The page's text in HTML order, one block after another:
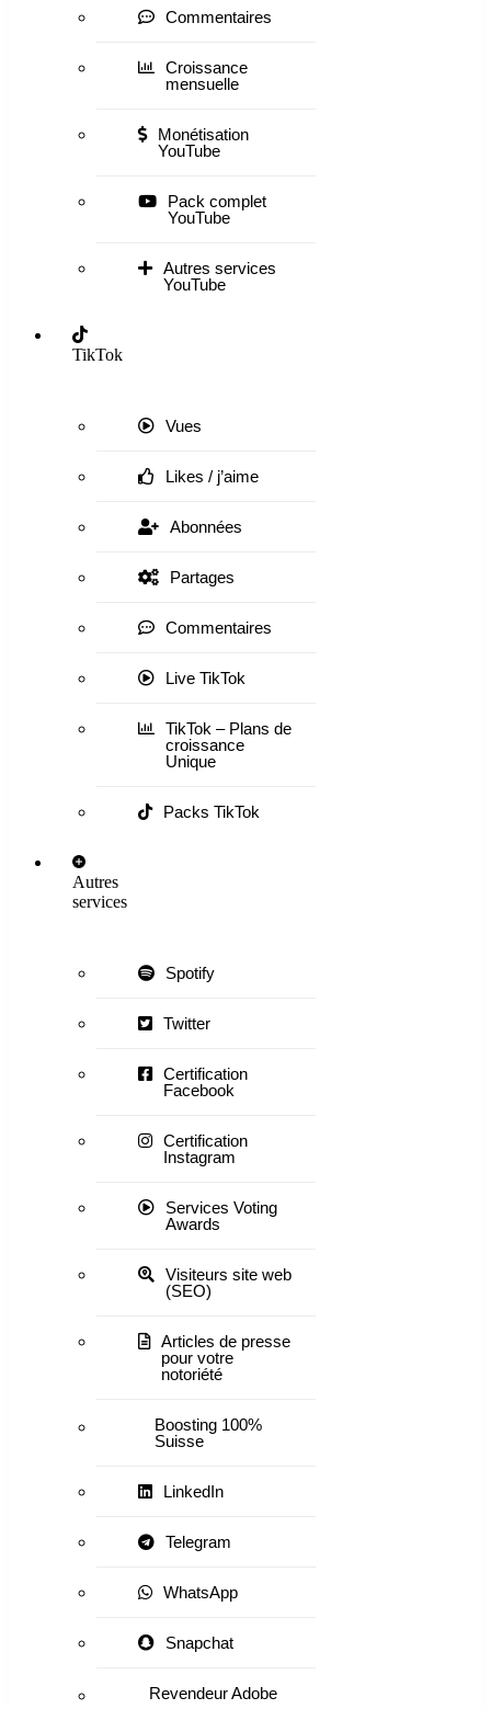
Commentaires
Croissance
mensuelle
Monétisation
YouTube
Pack complet
YouTube
Autres services
YouTube
TikTok
Vues
Likes / j’aime
Abonnées
Partages
Commentaires
Live TikTok
TikTok – Plans de
croissance
Unique
Packs TikTok
Autres
services
Spotify
Twitter
Certification
Facebook
Certification
Instagram
Services Voting
Awards
Visiteurs site web
(SEO)
Articles de presse
pour votre
notoriété
Boosting 100%
Suisse
LinkedIn
Telegram
WhatsApp
Snapchat
Revendeur Adobe